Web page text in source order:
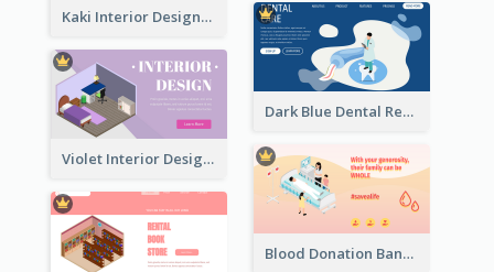
Kaki Interior Designer Landing Page With Isometric Diagram
Dark Blue Dental Registration Page With Isometric Graphics
Violet Interior Design Banner With Isometric Diagram
Blood Donation Banner With Isometric Diagram